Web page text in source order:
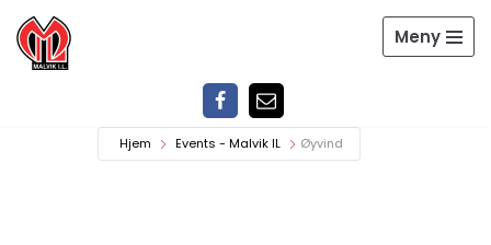
Hopp
Meny
Hjem Events - Malvik IL Øyvind